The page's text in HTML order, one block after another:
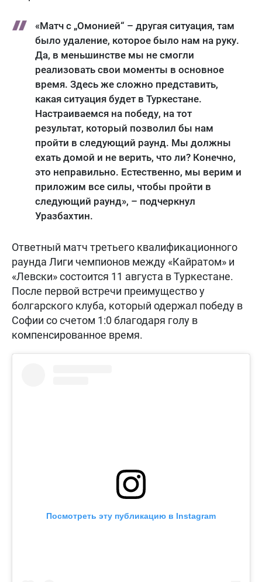
«Матч с „Омонией“ – другая ситуация, там
было удаление, которое было нам на руку.
Да, в меньшинстве мы не смогли
реализовать свои моменты в основное
время. Здесь же сложно представить,
какая ситуация будет в Туркестане.
Настраиваемся на победу, на тот
результат, который позволил бы нам
пройти в следующий раунд. Мы должны
ехать домой и не верить, что ли? Конечно,
это неправильно. Естественно, мы верим и
приложим все силы, чтобы пройти в
следующий раунд», – подчеркнул
Уразбахтин.
Ответный матч третьего квалификационного
раунда Лиги чемпионов между «Кайратом» и
«Левски» состоится 11 августа в Туркестане.
После первой встречи преимущество у
болгарского клуба, который одержал победу в
Софии со счетом 1:0 благодаря голу в
компенсированное время.
Посмотреть эту публикацию в Instagram